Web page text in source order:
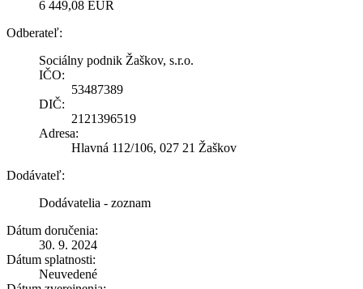
6 449,08 EUR
Odberateľ:
Sociálny podnik Žaškov, s.r.o.
IČO:
53487389
DIČ:
2121396519
Adresa:
Hlavná 112/106, 027 21 Žaškov
Dodávateľ:
Dodávatelia - zoznam
Dátum doručenia:
30. 9. 2024
Dátum splatnosti:
Neuvedené